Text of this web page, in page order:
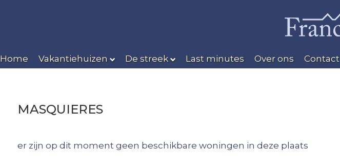
Home Vakantiehuizen De streek Last minutes Over ons Contact
MASQUIERES
er zijn op dit moment geen beschikbare woningen in deze plaats